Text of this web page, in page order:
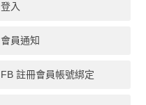
登入
會員通知
FB 註冊會員帳號綁定